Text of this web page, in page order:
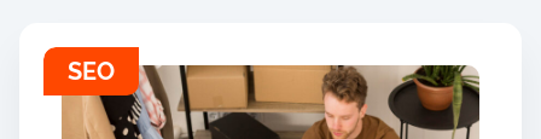
SEO